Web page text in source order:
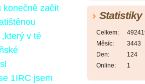
konečně začít
v té
1IRC jsem
Statistiky
Online: 1
Celkem:
Měsíc:
3443
Den:
124